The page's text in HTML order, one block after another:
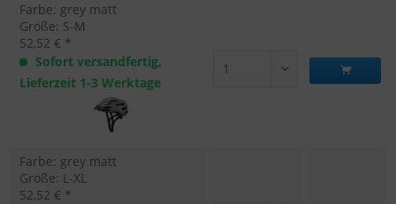
Farbe: grey matt
Größe: S-M
52,52 € *
Sofort versandfertig,
Lieferzeit 1-3 Werktage
Farbe: grey matt
Größe: L-XL
52,52 € *